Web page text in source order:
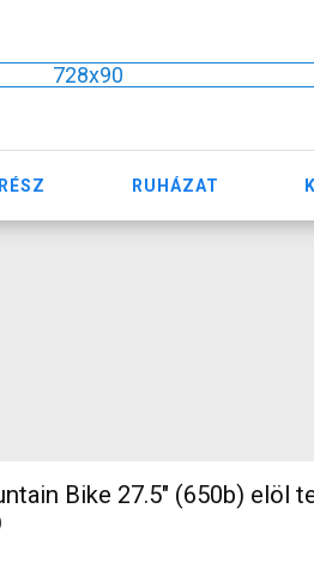
728x90
RUHÁZAT
Bike 27.5" (650b) elöl